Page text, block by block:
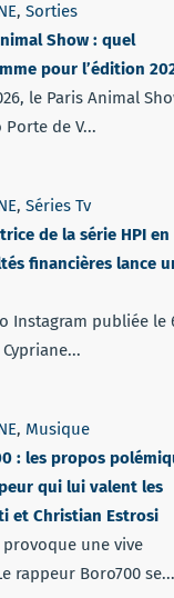
, Sorties
Show : quel
pour l’édition
le Paris Animal
Porte de V...
, Séries Tv
de la série HPI en
financières lance
Instagram publiée le
, Musique
: les propos
qui lui valent les
et Christian Estrosi
une vive
rappeur Boro700 se...